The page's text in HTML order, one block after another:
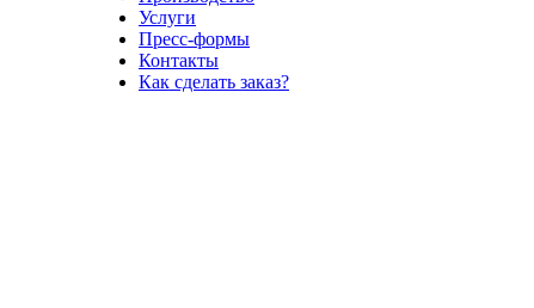
Услуги
Пресс-формы
Контакты
Как сделать заказ?